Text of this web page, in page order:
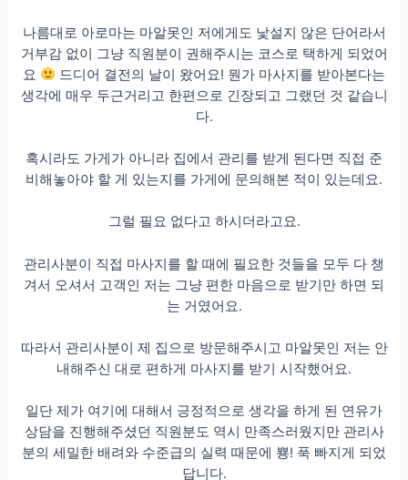
나름대로 아로마는 마알못인 저에게도 낯설지 않은 단어라서
거부감 없이 그냥 직원분이 권해주시는 코스로 택하게 되었어
요
드디어 결전의 날이 왔어요! 뭔가 마사지를 받아본다는
생각에 매우 두근거리고 한편으로 긴장되고 그랬던 것 같습니
다.
혹시라도 가게가 아니라 집에서 관리를 받게 된다면 직접 준
비해놓아야 할 게 있는지를 가게에 문의해본 적이 있는데요.
그럴 필요 없다고 하시더라고요.
관리사분이 직접 마사지를 할 때에 필요한 것들을 모두 다 챙
겨서 오셔서 고객인 저는 그냥 편한 마음으로 받기만 하면 되
는 거였어요.
따라서 관리사분이 제 집으로 방문해주시고 마알못인 저는 안
내해주신 대로 편하게 마사지를 받기 시작했어요.
일단 제가 여기에 대해서 긍정적으로 생각을 하게 된 연유가
상담을 진행해주셨던 직원분도 역시 만족스러웠지만 관리사
분의 세밀한 배려와 수준급의 실력 때문에 뿅! 푹 빠지게 되었
답니다.